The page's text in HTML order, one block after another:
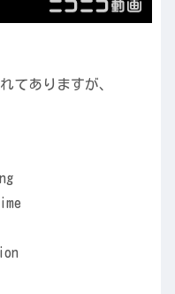
てありますが、